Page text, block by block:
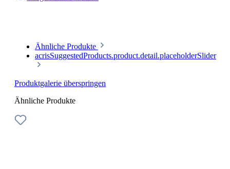
Ähnliche Produkte
acrisSuggestedProducts.product.detail.placeholderSlider
Produktgalerie überspringen
Ähnliche Produkte